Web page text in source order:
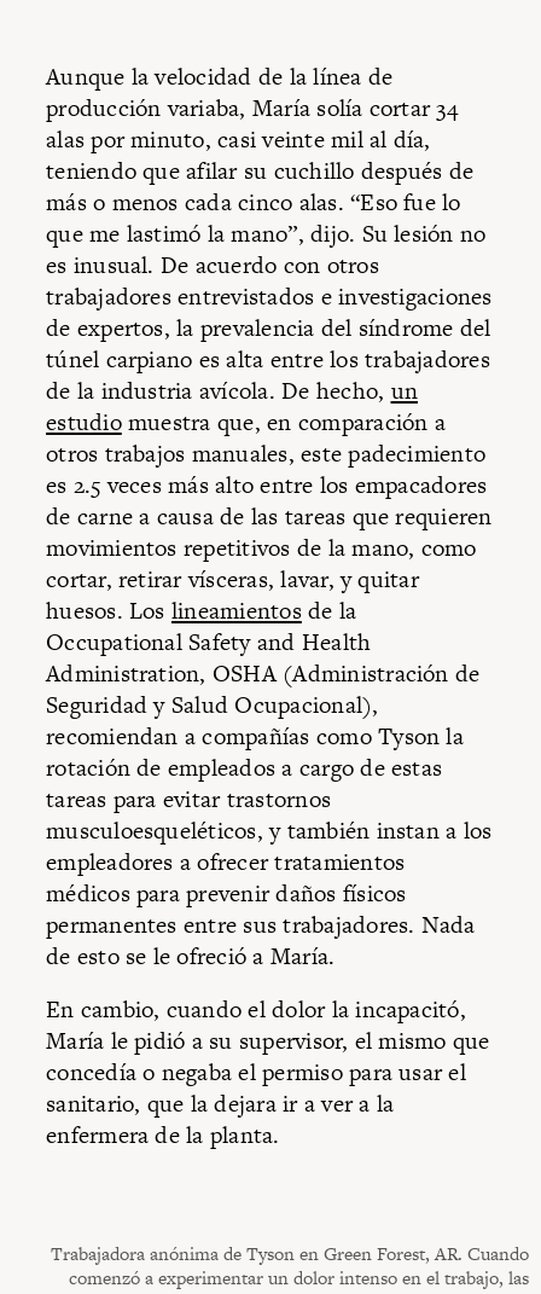
Aunque la velocidad de la línea de
producción variaba, María solía cortar 34
alas por minuto, casi veinte mil al día,
teniendo que afilar su cuchillo después de
más o menos cada cinco alas. “Eso fue lo
que me lastimó la mano”, dijo. Su lesión no
es inusual. De acuerdo con otros
trabajadores entrevistados e investigaciones
de expertos, la prevalencia del síndrome del
túnel carpiano es alta entre los trabajadores
de la industria avícola. De hecho, un
estudiomuestra que, en comparación a
otros trabajos manuales, este padecimiento
es 2.5 veces más alto entre los empacadores
de carne a causa de las tareas que requieren
movimientos repetitivos de la mano, como
cortar, retirar vísceras, lavar, y quitar
huesos. Los lineamientosde la
Occupational Safety and Health
Administration, OSHA (Administración de
Seguridad y Salud Ocupacional),
recomiendan a compañías como Tyson la
rotación de empleados a cargo de estas
tareas para evitar trastornos
musculoesqueléticos, y también instan a los
empleadores a ofrecer tratamientos
médicos para prevenir daños físicos
permanentes entre sus trabajadores. Nada
de esto se le ofreció a María.
En cambio, cuando el dolor la incapacitó,
María le pidió a su supervisor, el mismo que
concedía o negaba el permiso para usar el
sanitario, que la dejara ir a ver a la
enfermera de la planta.
Trabajadora anónima de Tyson en Green Forest, AR. Cuando
comenzó a experimentar un dolor intenso en el trabajo, las